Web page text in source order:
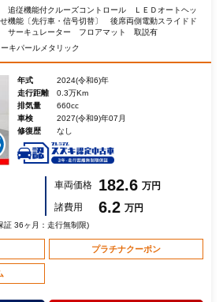
追従機能付クルーズコントロール ＬＥＤオートヘッ
機能〔先行車・信号切替〕 後席両側電動スライドド
サーキュレーター フロアマット 取説有
キパールメタリック
年式
2024(令和6)年
走行距離
0.3万Km
排気量
660cc
車検
2027(令和9)年07月
修復歴
なし
車両価格 182.6 万円
諸費用
6.2 万円
証 36ヶ月：走行無制限)
プラチナクーポン